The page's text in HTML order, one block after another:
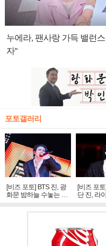
누에라, 팬사랑 가득 밸런
자"
포토갤러리
[비즈 포토] BTS 진, 광
화문 밤하늘 수놓는 '비
주얼 킹'의 열창
[비즈 포
단 진, 라
빛나는 독